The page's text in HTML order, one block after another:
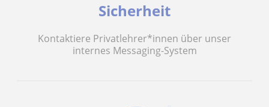
Sicherheit
Kontaktiere Privatlehrer*innen über unser
internes Messaging-System